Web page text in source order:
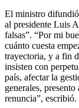
El ministro
al presidente Luis
falsas”. “Por mi
cuánto cuesta
trayectoria, y a fin
insisten con
país, afectar la
generales,
renuncia”, escribió.